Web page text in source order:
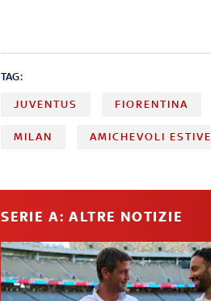
TAG:
JUVENTUS FIORENTINA
MILAN AMICHEVOLI ESTIVE
SERIE A: ALTRE NOTIZIE